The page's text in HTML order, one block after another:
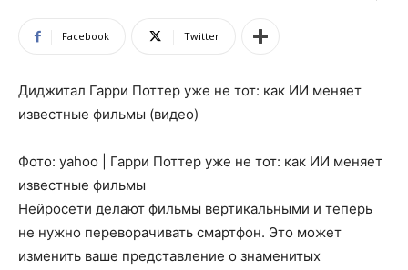
Facebook Twitter
Диджитал Гарри Поттер уже не тот: как ИИ меняет
известные фильмы (видео)
Фото: yahoo | Гарри Поттер уже не тот: как ИИ меняет
известные фильмы
Нейросети делают фильмы вертикальными и теперь
не нужно переворачивать смартфон. Это может
изменить ваше представление о знаменитых